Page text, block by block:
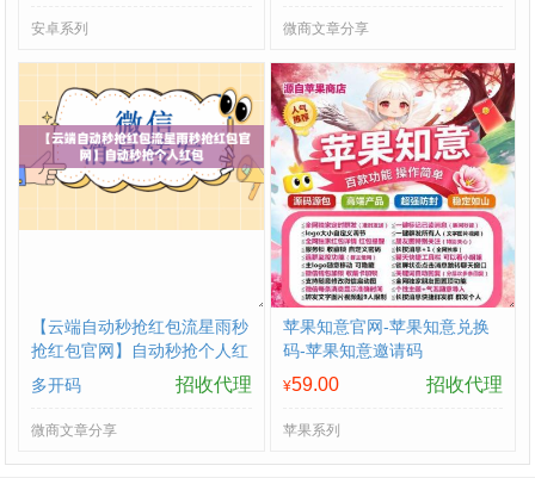
安卓系列 微商文章分享
【云端自动秒抢红包流星雨秒
抢红包官网】自动秒抢个人红
包
多开码 招收代理
微商文章分享
苹果知意官网-苹果知意兑换
码-苹果知意邀请码
¥59.00 招收代理
苹果系列